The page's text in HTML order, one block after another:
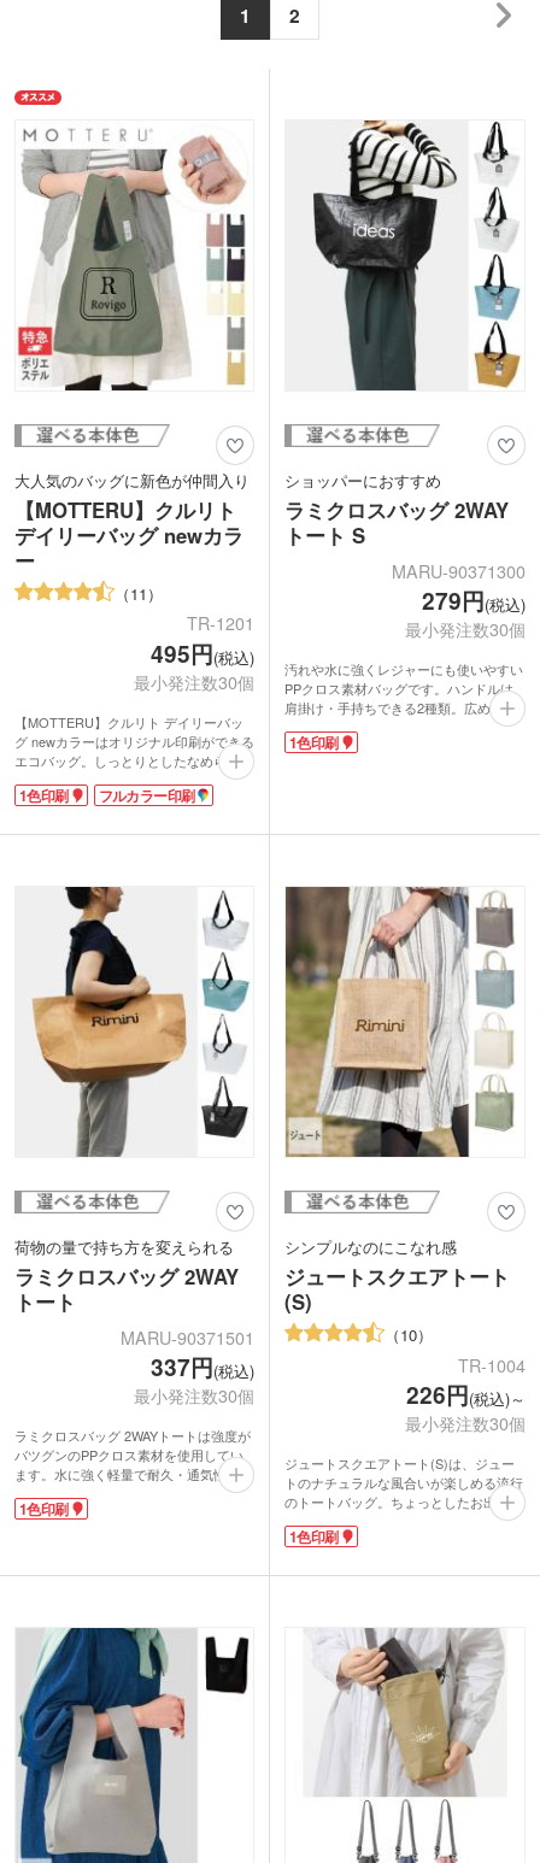
1 2
大人気のバッグに新色が仲間入り
【MOTTERU】クルリト
デイリーバッグ newカラ
ー
11
TR-1201
495円(税込)
最小発注数30個
【MOTTERU】クルリト デイリーバッ
グ newカラーはオリジナル印刷ができる
エコバッグ。しっとりとしたなめらかな
触り心地で、シワが戻りやすくキレイな
まま使えます。クルリとたためば手のひ
ゴムバンドは縫い付けられているので無
のエコバッグに戻れませんよ!
小売店での販売実績もある商品。ロゴ印
刷したオリジナルバッグは特別感がある
ノベルティになること間違いなしです。
※動画の商品はクルリト フラットバッグ
1色印刷 フルカラー印刷
ショッパーにおすすめ
ラミクロスバッグ 2WAY
トート S
MARU-90371300
279円(税込)
最小発注数30個
汚れや水に強くレジャーにも使いやすい
PPクロス素材バッグです。ハンドルは
肩掛け・手持ちできる2種類。広めの底
マチでプラホック付き。中身が見えませ
ん。耐久性があり、重い荷物も楽々持ち
えるノベルティを作りませんか？クリ
1色印刷
荷物の量で持ち方を変えられる
ラミクロスバッグ 2WAY
トート
MARU-90371501
337円(税込)
最小発注数30個
ラミクロスバッグ 2WAYトートは強度が
バツグンのPPクロス素材を使用してい
ます。水に強く軽量で耐久・通気性があ
る優れものバッグです。汚れてもサッと
拭けば綺麗になるから、お手入れが楽チ
エコバッグにランドリーバッグ、砂遊び
用のおもちゃ入れなど様々な使い方がで
きます。1色印刷で広い範囲に名入れ可
能です。オリジナルデザインで普段使い
もできる、おしゃれバッグ製作に。イベ
ントのノベルティや記念品、販促品とし
て人気です。
1色印刷
シンプルなのにこなれ感
ジュートスクエアトート
(S)
10
TR-1004
226円(税込)～
最小発注数30個
ジュートスクエアトート(S)は、ジュー
トのナチュラルな風合いが楽しめる流行
のトートバッグ。ちょっとしたお出かけ
や、ランチバッグにぴったりなサイズで
す。
性に優れ、伸びにくく、熱にも強い丈夫
目が粗い生地で、ざくっとした素朴な素
材感は、こなれ感を演出。持ち手がオフ
ホワイトで、バッグ本体と同色系のツー
トンカラーなのもオシャレなポイントで
ショップのロゴを印刷して、オーガニッ
クコスメやアロマセラピーショップなど
のショッパーとしてもおすすめです。
1色印刷